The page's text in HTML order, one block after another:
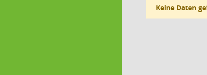
Keine Daten